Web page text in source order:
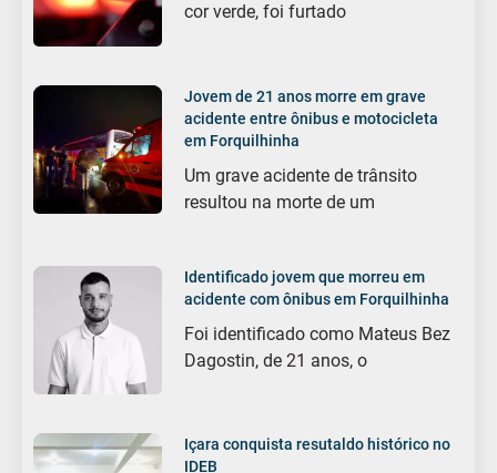
cor verde, foi furtado
Jovem de 21 anos morre em grave
acidente entre ônibus e motocicleta
em Forquilhinha
Um grave acidente de trânsito
resultou na morte de um
Identificado jovem que morreu em
acidente com ônibus em Forquilhinha
Foi identificado como Mateus Bez
Dagostin, de 21 anos, o
Içara conquista resutaldo histórico no
IDEB